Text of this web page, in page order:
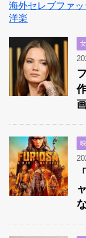
海外セレブファッ
洋楽